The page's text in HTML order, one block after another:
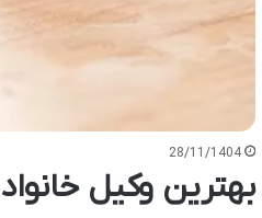
28/11/1404
بهترین وکیل